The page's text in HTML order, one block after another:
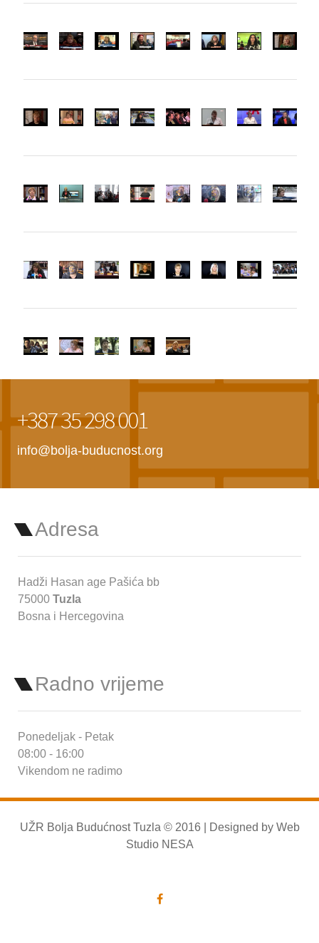
+387 35 298 001
info@bolja-buducnost.org
Adresa
Hadži Hasan age Pašića bb
75000 Tuzla
Bosna i Hercegovina
Radno vrijeme
Ponedeljak - Petak
08:00 - 16:00
Vikendom ne radimo
UŽR Bolja Budućnost Tuzla © 2016 | Designed by Web
Studio NESA